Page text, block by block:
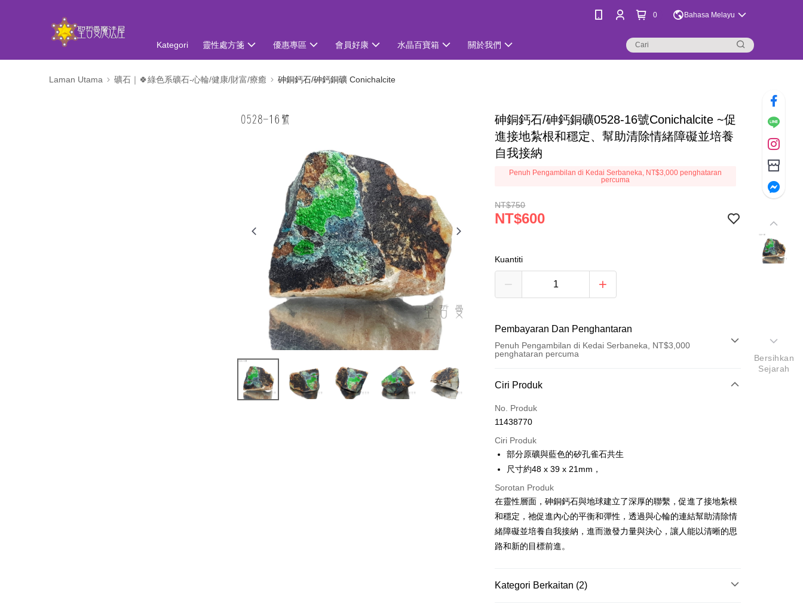
0 Bahasa Melayu
Kategori 靈性處方箋 優惠專區 會員好康 水晶百寶箱 關於我們
Laman Utama 礦石｜🍀綠色系礦石-心輪/健康/財富/療癒 砷銅鈣石/砷鈣銅礦 Conichalcite
砷銅鈣石/砷鈣銅礦0528-16號Conichalcite ~促
進接地紮根和穩定、幫助清除情緒障礙並培養
自我接納
Penuh Pengambilan di Kedai Serbaneka, NT$3,000 penghataran
percuma
NT$750
NT$600
Kuantiti
Pembayaran Dan Penghantaran
Penuh Pengambilan di Kedai Serbaneka, NT$3,000
penghataran percuma
Kaedah Pembayaran
Kad Kredit (Bayaran Penuh)
Pengambilan di Kedai Serbaneka
LINE Pay
Apple Pay
JKOPAY
Easy Wallet
Pemindahan ATM
Ciri Produk
No. Produk
11438770
Ciri Produk
部分原礦與藍色的矽孔雀石共生
尺寸約48 x 39 x 21mm，
Sorotan Produk
在靈性層面，砷銅鈣石與地球建立了深厚的聯繫，促進了接地紮根
和穩定，祂促進內心的平衡和彈性，透過與心輪的連結幫助清除情
緒障礙並培養自我接納，進而激發力量與決心，讓人能以清晰的思
路和新的目標前進。
Kategori Berkaitan (2)
Bersihkan
Sejarah